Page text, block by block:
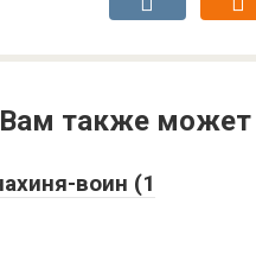
Вам также может
воин (1